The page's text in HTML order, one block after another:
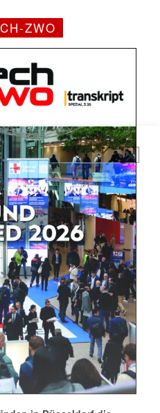
Newsletter
informiert.
ZWO